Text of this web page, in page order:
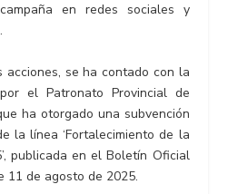
en redes sociales y
se ha contado con la
el Patronato Provincial de
ha otorgado una subvención
la línea ‘Fortalecimiento de la
publicada en el Boletín Oficial
11 de agosto de 2025.